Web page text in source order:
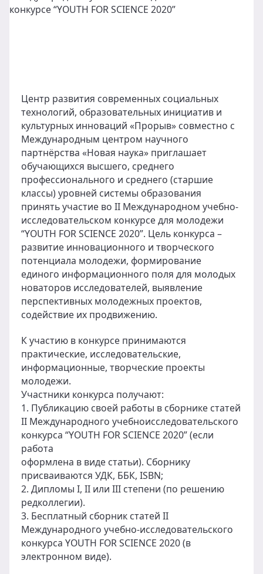
Центр развития современных социальных
технологий, образовательных инициатив и
культурных инноваций «Прорыв» совместно с
Международным центром научного
партнёрства «Новая наука» приглашает
обучающихся высшего, среднего
профессионального и среднего (старшие
классы) уровней системы образования
принять участие во II Международном учебно-
исследовательском конкурсе для молодежи
“YOUTH FOR SCIENCE 2020”. Цель конкурса –
развитие инновационного и творческого
потенциала молодежи, формирование
единого информационного поля для молодых
новаторов исследователей, выявление
перспективных молодежных проектов,
содействие их продвижению.
К участию в конкурсе принимаются
практические, исследовательские,
информационные, творческие проекты
молодежи.
Участники конкурса получают:
1. Публикацию своей работы в сборнике статей
II Международного учебноисследовательского
конкурса “YOUTH FOR SCIENCE 2020” (если
работа
оформлена в виде статьи). Сборнику
присваиваются УДК, ББК, ISBN;
2. Дипломы I, II или III степени (по решению
редколлегии).
3. Бесплатный сборник статей II
Международного учебно-исследовательского
конкурса YOUTH FOR SCIENCE 2020 (в
электронном виде).